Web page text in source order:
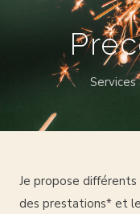
Je propose différents
des prestations* et